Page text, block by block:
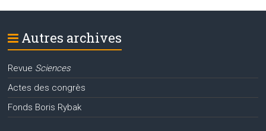
Autres archives
Revue Sciences
Actes des congrès
Fonds Boris Rybak